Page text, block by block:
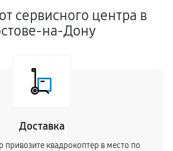
сервисного центра в
на-Дону
Доставка
квадрокоптер в место по